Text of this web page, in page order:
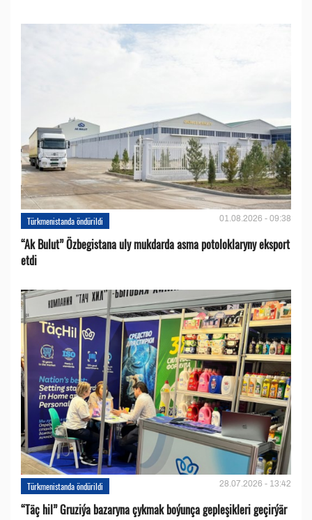
Türkmenistanda öndürildi 01.08.2026 - 09:38
“Ak Bulut” Özbegistana uly mukdarda asma potoloklaryny eksport
etdi
Türkmenistanda öndürildi 28.07.2026 - 13:42
“Täç hil” Gruziýa bazaryna çykmak boýunça gepleşikleri geçirýär